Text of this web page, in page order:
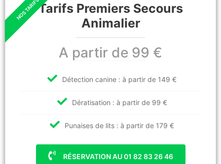
Tarifs Premiers Secours
Animalier
A partir de 99 €
Détection canine : à partir de 149 €
Dératisation : à partir de 99 €
Punaises de lits : à partir de 179 €
RÉSERVATION AU 01 82 83 26 46